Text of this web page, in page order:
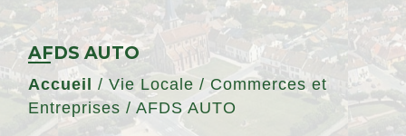
AFDS AUTO
Accueil / Vie Locale / Commerces et
Entreprises / AFDS AUTO